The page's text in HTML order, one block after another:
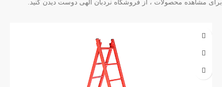
برای مشاهده محصولات ، از فروشگاه نردبان الهی دوست دیدن کنید.